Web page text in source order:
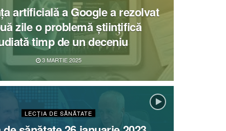
artificială a Google a rezolvat
zile o problemă științifică
timp de un deceniu
3 MARTIE 2025
LECȚIA DE SĂNĂTATE